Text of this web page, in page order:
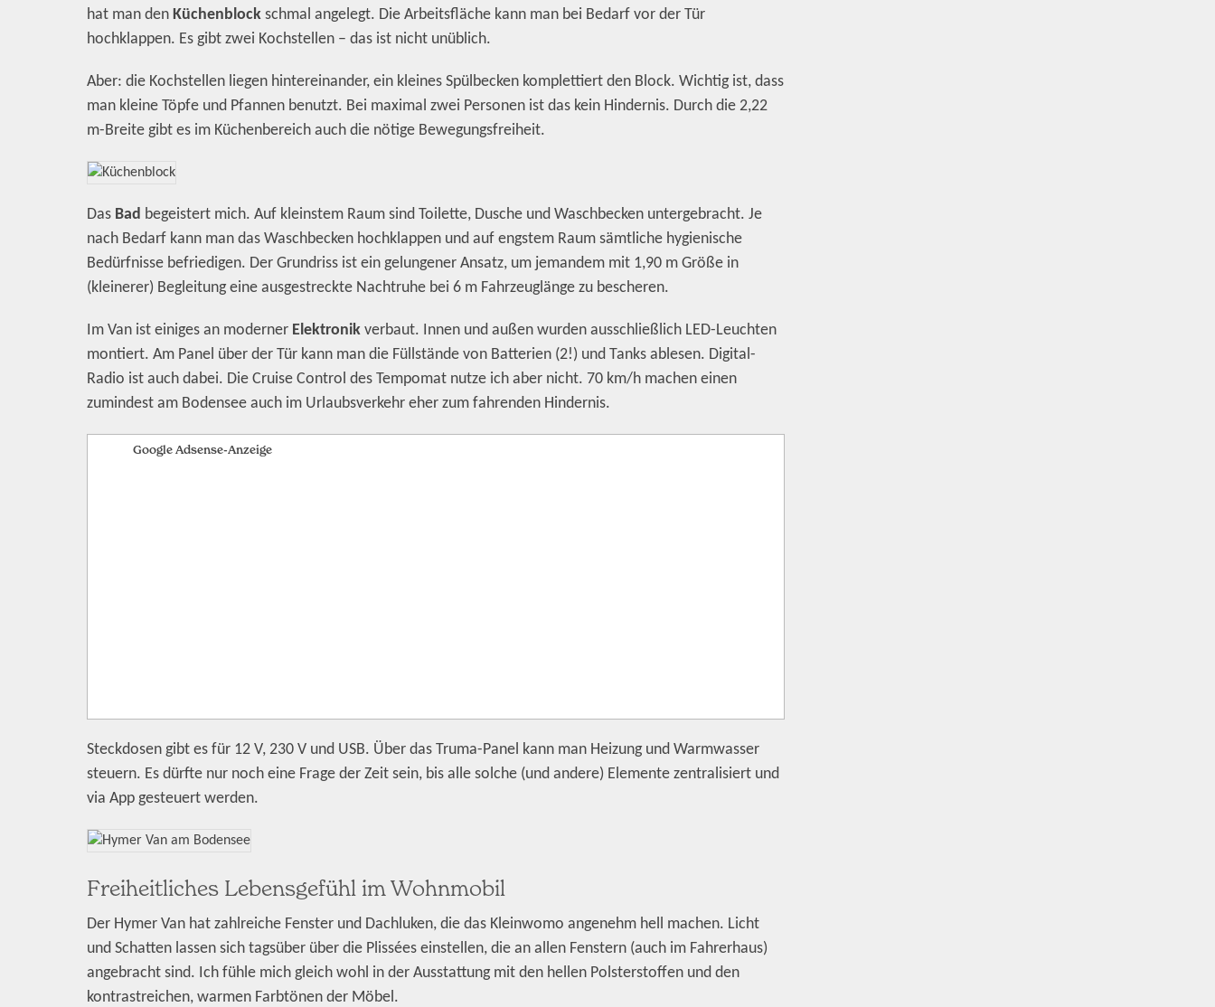
hat man den Küchenblock schmal angelegt. Die Arbeitsfläche kann man bei Bedarf vor der Tür
hochklappen. Es gibt zwei Kochstellen – das ist nicht unüblich.
Aber: die Kochstellen liegen hintereinander, ein kleines Spülbecken komplettiert den Block. Wichtig ist, dass
man kleine Töpfe und Pfannen benutzt. Bei maximal zwei Personen ist das kein Hindernis. Durch die 2,22
m-Breite gibt es im Küchenbereich auch die nötige Bewegungsfreiheit.
Das Bad begeistert mich. Auf kleinstem Raum sind Toilette, Dusche und Waschbecken untergebracht. Je
nach Bedarf kann man das Waschbecken hochklappen und auf engstem Raum sämtliche hygienische
Bedürfnisse befriedigen. Der Grundriss ist ein gelungener Ansatz, um jemandem mit 1,90 m Größe in
(kleinerer) Begleitung eine ausgestreckte Nachtruhe bei 6 m Fahrzeuglänge zu bescheren.
Im Van ist einiges an moderner Elektronik verbaut. Innen und außen wurden ausschließlich LED-Leuchten
montiert. Am Panel über der Tür kann man die Füllstände von Batterien (2!) und Tanks ablesen. Digital-
Radio ist auch dabei. Die Cruise Control des Tempomat nutze ich aber nicht. 70 km/h machen einen
zumindest am Bodensee auch im Urlaubsverkehr eher zum fahrenden Hindernis.
Google Adsense-Anzeige
Steckdosen gibt es für 12 V, 230 V und USB. Über das Truma-Panel kann man Heizung und Warmwasser
steuern. Es dürfte nur noch eine Frage der Zeit sein, bis alle solche (und andere) Elemente zentralisiert und
via App gesteuert werden.
Freiheitliches Lebensgefühl im Wohnmobil
Der Hymer Van hat zahlreiche Fenster und Dachluken, die das Kleinwomo angenehm hell machen. Licht
und Schatten lassen sich tagsüber über die Plissées einstellen, die an allen Fenstern (auch im Fahrerhaus)
angebracht sind. Ich fühle mich gleich wohl in der Ausstattung mit den hellen Polsterstoffen und den
kontrastreichen, warmen Farbtönen der Möbel.